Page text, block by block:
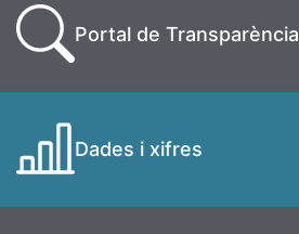
Portal de Transparència
Dades i xifres